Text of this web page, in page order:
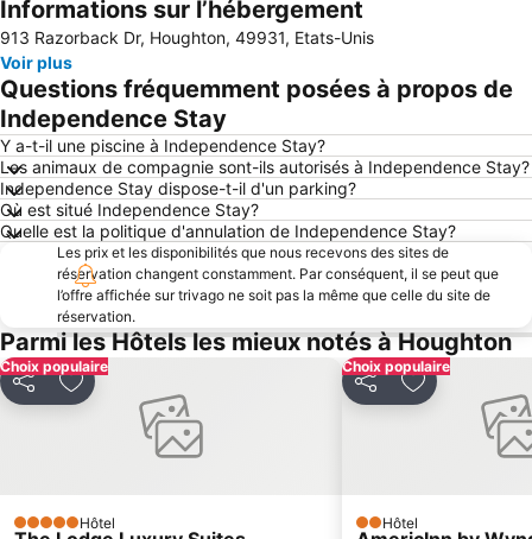
Agrandir la carte
Informations sur l’hébergement
913 Razorback Dr, Houghton, 49931, Etats-Unis
Voir plus
Questions fréquemment posées à propos de
Independence Stay
Y a-t-il une piscine à Independence Stay?
Les animaux de compagnie sont-ils autorisés à Independence Stay?
Independence Stay dispose-t-il d'un parking?
Où est situé Independence Stay?
Quelle est la politique d'annulation de Independence Stay?
Les prix et les disponibilités que nous recevons des sites de
réservation changent constamment. Par conséquent, il se peut que
l’offre affichée sur trivago ne soit pas la même que celle du site de
réservation.
Parmi les Hôtels les mieux notés à Houghton
Choix populaire
PartagerAjouter à mes favoris
5 Étoiles Hôtel
Choix populaire
PartagerAjouter à
2 Étoiles
Hôtel